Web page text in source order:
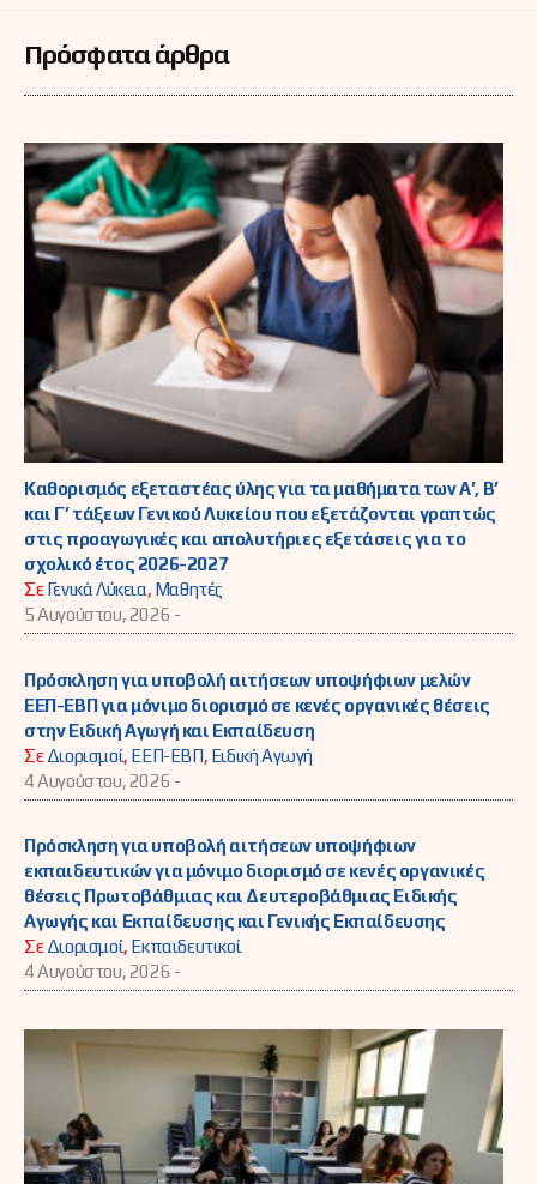
Πρόσφατα άρθρα
Καθορισμός εξεταστέας ύλης για τα μαθήματα των Α’, Β’
και Γ’ τάξεων Γενικού Λυκείου που εξετάζονται γραπτώς
στις προαγωγικές και απολυτήριες εξετάσεις για το
σχολικό έτος 2026-2027
ΣεΓενικά Λύκεια, Μαθητές
5 Αυγούστου, 2026 -
Πρόσκληση για υποβολή αιτήσεων υποψήφιων μελών
ΕΕΠ-ΕΒΠ για μόνιμο διορισμό σε κενές οργανικές θέσεις
στην Ειδική Αγωγή και Εκπαίδευση
ΣεΔιορισμοί, ΕΕΠ-ΕΒΠ, Ειδική Αγωγή
4 Αυγούστου, 2026 -
Πρόσκληση για υποβολή αιτήσεων υποψήφιων
εκπαιδευτικών για μόνιμο διορισμό σε κενές οργανικές
θέσεις Πρωτοβάθμιας και Δευτεροβάθμιας Ειδικής
Αγωγής και Εκπαίδευσης και Γενικής Εκπαίδευσης
ΣεΔιορισμοί, Εκπαιδευτικοί
4 Αυγούστου, 2026 -